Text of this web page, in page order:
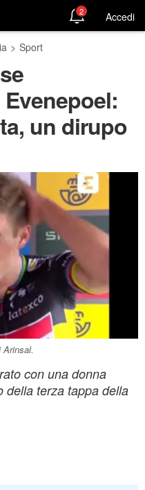
2 Accedi
> Sport
un dirupo
con una donna
della terza tappa della